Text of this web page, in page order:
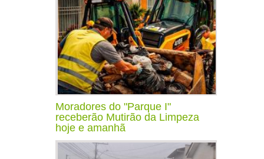
Moradores do "Parque I"
receberão Mutirão da Limpeza
hoje e amanhã